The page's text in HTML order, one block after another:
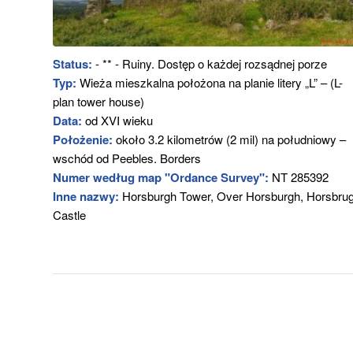
Status: - ** - Ruiny. Dostęp o każdej rozsądnej porze
Typ: Wieża mieszkalna położona na planie litery „L” – (L-
plan tower house)
Data: od XVI wieku
Położenie: około 3.2 kilometrów (2 mil) na południowy –
wschód od Peebles. Borders
Numer według map "Ordance Survey": NT 285392
Inne nazwy: Horsburgh Tower, Over Horsburgh,
Castle